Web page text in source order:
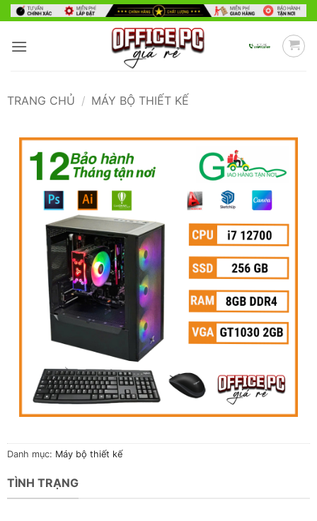
Bỏ
qua
nội
TRANG CHỦ / MÁY BỘ THIẾT KẾ
Danh mục: Máy bộ thiết kế
TÌNH TRẠNG